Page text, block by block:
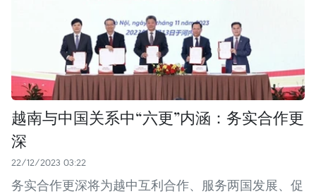
越南与中国关系中“六更”内涵：务实合作更
深
22/12/2023 03:22
务实合作更深将为越中互利合作、服务两国发展、促